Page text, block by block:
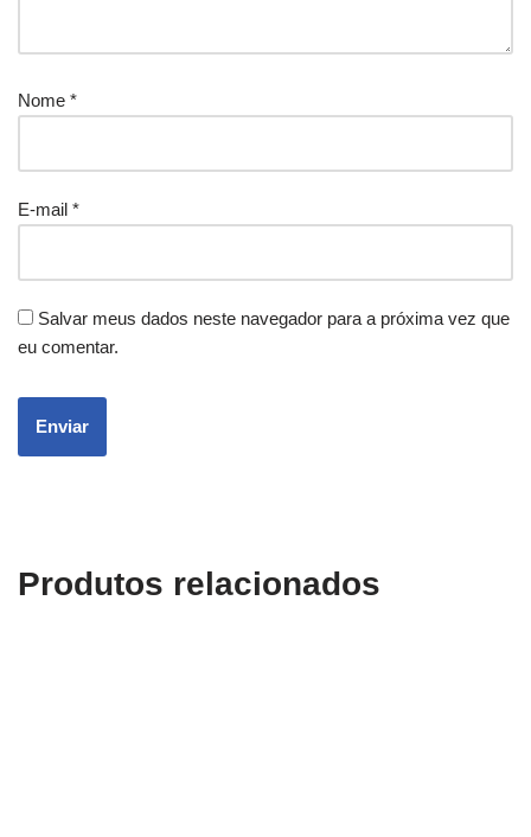
Nome *
E-mail *
Salvar meus dados neste navegador para a próxima vez que
eu comentar.
Produtos relacionados